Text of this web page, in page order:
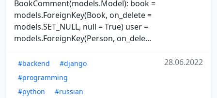
BookComment(models.Model): book =
models.ForeignKey(Book, on_delete =
models.SET_NULL, null = True) user =
models.ForeignKey(Person, on_dele...
#backend
#django
#programming
#python
#russian
28.06.2022